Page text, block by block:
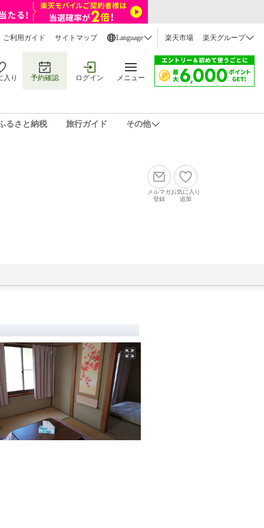
ご利用ガイド サイトマップ Language 楽天市場 楽天グループ
入り 予約確認 ログイン メニュー
るさと納税 旅行ガイド その他
メルマガ
登録
お気に入り
追加